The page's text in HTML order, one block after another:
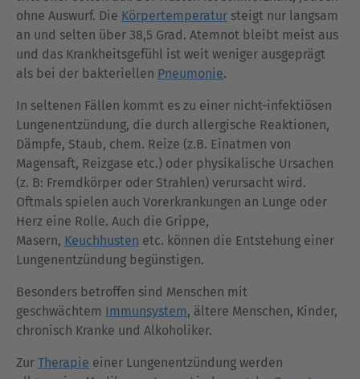
ohne Auswurf. Die Körpertemperatur steigt nur langsam
an und selten über 38,5 Grad. Atemnot bleibt meist aus
und das Krankheitsgefühl ist weit weniger ausgeprägt
als bei der bakteriellen Pneumonie.
In seltenen Fällen kommt es zu einer nicht-infektiösen
Lungenentzündung, die durch allergische Reaktionen,
Dämpfe, Staub, chem. Reize (z.B. Einatmen von
Magensaft, Reizgase etc.) oder physikalische Ursachen
(z. B: Fremdkörper oder Strahlen) verursacht wird.
Oftmals spielen auch Vorerkrankungen an Lunge oder
Herz eine Rolle. Auch die Grippe,
Masern, Keuchhusten etc. können die Entstehung einer
Lungenentzündung begünstigen.
Besonders betroffen sind Menschen mit
geschwächtem Immunsystem, ältere Menschen, Kinder,
chronisch Kranke und Alkoholiker.
Zur Therapie einer Lungenentzündung werden